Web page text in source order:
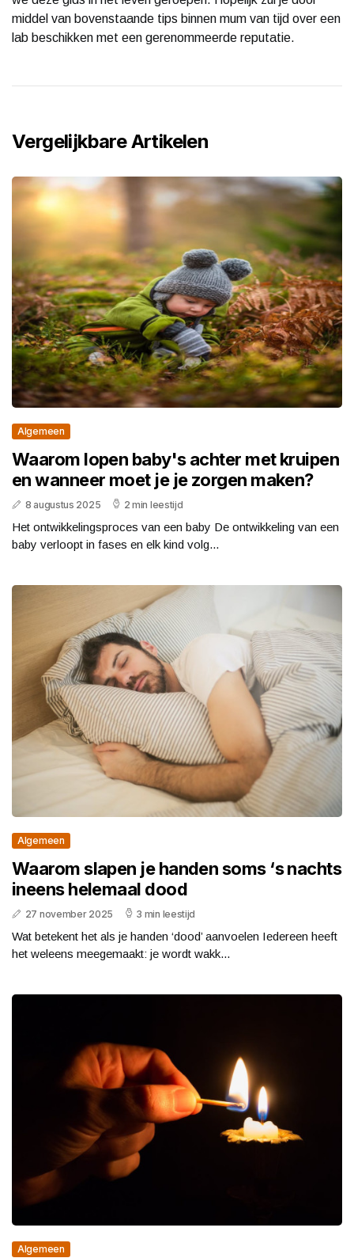
middel van bovenstaande tips binnen mum van tijd over een
lab beschikken met een gerenommeerde reputatie.
Vergelijkbare Artikelen
Algemeen
Waarom lopen baby's achter met kruipen
en wanneer moet je je zorgen maken?
8 augustus 2025 2 min leestijd
Het ontwikkelingsproces van een baby De ontwikkeling van een
baby verloopt in fases en elk kind volg...
Algemeen
Waarom slapen je handen soms ‘s nachts
ineens helemaal dood
27 november 2025 3 min leestijd
Wat betekent het als je handen ‘dood’ aanvoelen Iedereen heeft
het weleens meegemaakt: je wordt wakk...
Algemeen